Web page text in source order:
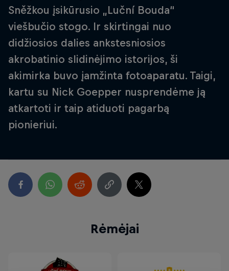
Sněžkou įsikūrusio „Luční Bouda“
viešbučio stogo. Ir skirtingai nuo
didžiosios dalies ankstesniosios
akrobatinio slidinėjimo istorijos, ši
akimirka buvo įamžinta fotoaparatu. Taigi,
kartu su Nick Goepper nusprendėme ją
atkartoti ir taip atiduoti pagarbą
pionieriui.
Rėmėjai